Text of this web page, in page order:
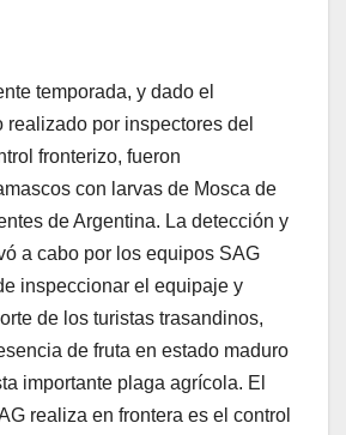
temporada, y dado el
realizado por inspectores del
fronterizo, fueron
con larvas de Mosca de
de Argentina. La detección y
a cabo por los equipos SAG
inspeccionar el equipaje y
de los turistas trasandinos,
de fruta en estado maduro
importante plaga agrícola. El
realiza en frontera es el control